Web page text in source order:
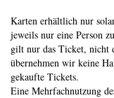
Karten erhältlich nur
jeweils nur eine Person
gilt nur das Ticket, nicht
übernehmen wir keine
gekaufte Tickets.
Eine Mehrfachnutzung